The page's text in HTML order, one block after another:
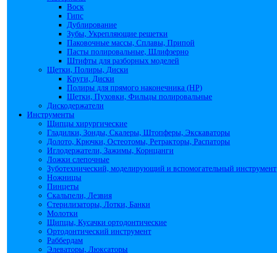
Воск
Гипс
Дублирование
Зубы, Укрепляющие решетки
Паковочные массы, Сплавы, Припой
Пасты полировальные, Шлифзерно
Штифты для разборных моделей
Щетки, Полиры, Диски
Круги, Диски
Полиры для прямого наконечника (НР)
Щетки, Пуховки, Фильцы полировальные
Дискодержатели
Инструменты
Щипцы хирургические
Гладилки, Зонды, Скалеры, Штопферы, Экскаваторы
Долото, Крючки, Остеотомы, Ретракторы, Распаторы
Иглодержатели, Зажимы, Корнцанги
Ложки слепочные
Зуботехнический, моделирующий и вспомогательный инструмент
Ножницы
Пинцеты
Скальпели, Лезвия
Стерилизаторы, Лотки, Банки
Молотки
Щипцы, Кусачки ортодонтические
Ортодонтический инструмент
Раббердам
Элеваторы, Люксаторы